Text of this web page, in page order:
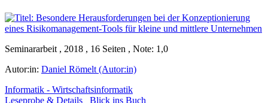
Seminararbeit , 2018 , 16 Seiten , Note: 1,0
Autor:in: Daniel Römelt (Autor:in)
Informatik - Wirtschaftsinformatik
Leseprobe & Details
Blick ins Buch